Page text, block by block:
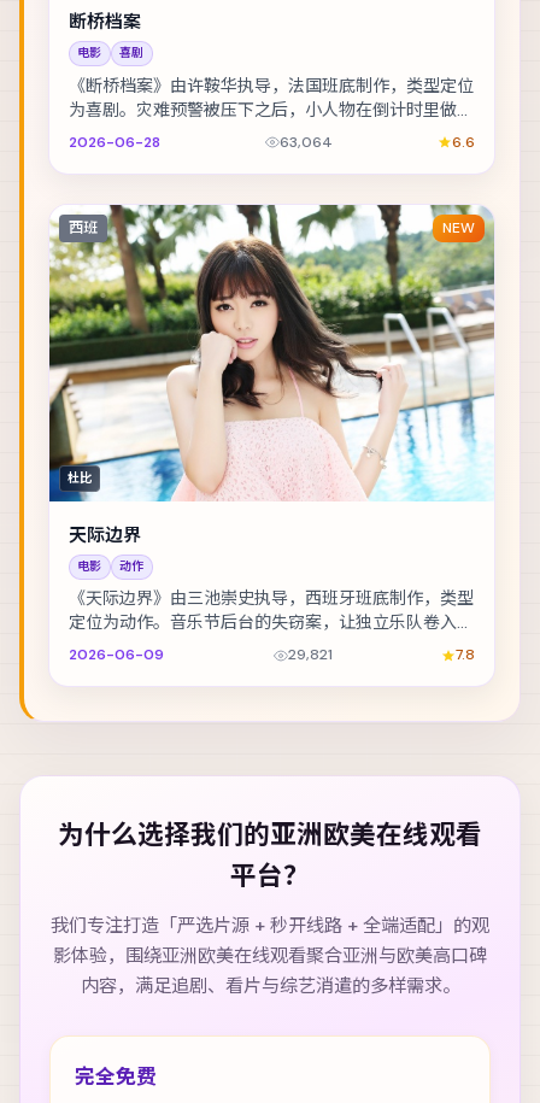
断桥档案
电影 喜剧
《断桥档案》由许鞍华执导，法国班底制作，类型定位
为喜剧。灾难预警被压下之后，小人物在倒计时里做出
艰难抉择。主演包括玛格特·罗比、刘亦菲、周冬雨 ...
2026-06-28 63,064 6.6
西班 NEW
杜比
天际边界
电影 动作
《天际边界》由三池崇史执导，西班牙班底制作，类型
定位为动作。音乐节后台的失窃案，让独立乐队卷入更
大的阴谋。主演包括沈腾、古天乐、张震 等，表演层...
2026-06-09 29,821 7.8
为什么选择我们的亚洲欧美在线观看
平台？
我们专注打造「严选片源 + 秒开线路 + 全端适配」的观
影体验，围绕亚洲欧美在线观看聚合亚洲与欧美高口碑
内容，满足追剧、看片与综艺消遣的多样需求。
完全免费